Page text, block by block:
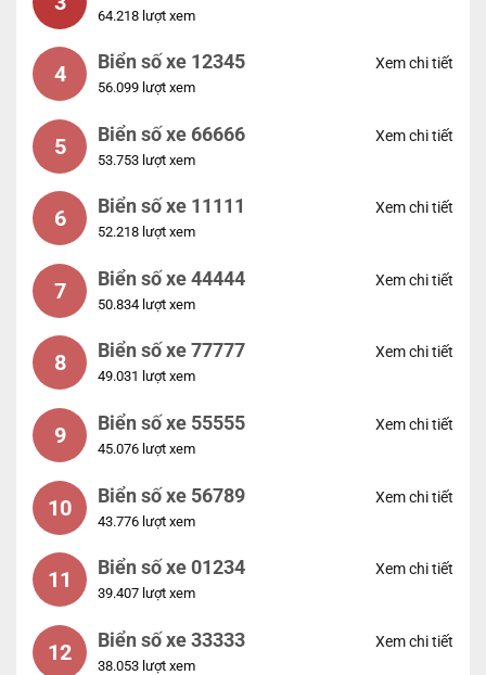
64.218 lượt xem
4 Biển số xe 12345
56.099 lượt xem
Xem chi tiết
5 Biển số xe 66666
53.753 lượt xem
Xem chi tiết
6 Biển số xe 11111
52.218 lượt xem
Xem chi tiết
7 Biển số xe 44444
50.834 lượt xem
Xem chi tiết
8 Biển số xe 77777
49.031 lượt xem
Xem chi tiết
9 Biển số xe 55555
45.076 lượt xem
Xem chi tiết
10 Biển số xe 56789
43.776 lượt xem
Xem chi tiết
11 Biển số xe 01234
39.407 lượt xem
Xem chi tiết
12 Biển số xe 33333
38.053 lượt xem
Xem chi tiết